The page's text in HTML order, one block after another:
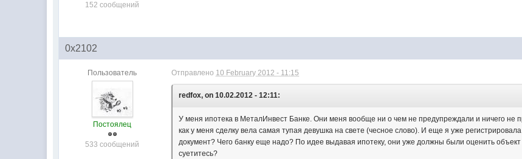
152 сообщений
0x2102
Пользователь
Постоялец
533 сообщений
Отправлено 10 February 2012 - 11:15
redfox, on 10.02.2012 - 12:11:
У меня ипотека в МеталИнвест Банке. Они меня вообще ни о чем не предупреждали и ничего не
как у меня сделку вела самая тупая девушка на свете (чесное слово). И еще я уже
документ? Чего банку еще надо? По идее выдавая ипотеку, они уже должны были оценить
суетитесь?